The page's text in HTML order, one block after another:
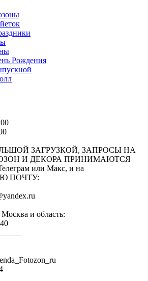
Рождения
ЗАГРУЗКОЙ, ЗАПРОСЫ НА
И ДЕКОРА ПРИНИМАЮТСЯ
или Макс, и на
ПОЧТУ:
и область: